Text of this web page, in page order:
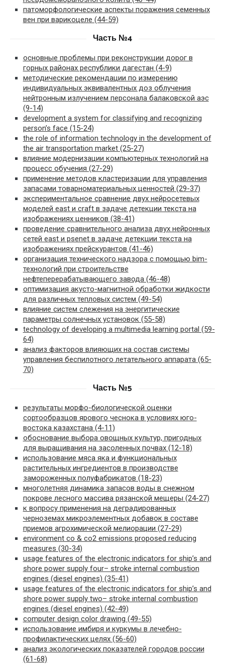
патоморфологические аспекты поражения семенных
вен при варикоцеле (44-59)
Часть №4
основные проблемы при реконструкции дорог в
горных районах республики дагестан (4-9)
методические рекомендации по измерению
индивидуальных эквивалентных доз облучения
нейтронным излучением персонала балаковской аэс
(9-14)
development a system for classifying and recognizing
person’s face (15-24)
the role of information technology in the development of
the air transportation market (25-27)
влияние модернизации компьютерных технологий на
процесс обучения (27-29)
применение методов кластеризации для управления
запасами товарноматериальных ценностей (29-37)
экспериментальное сравнение двух нейросетевых
моделей east и craft в задаче детекции текста на
изображениях ценников (38-41)
проведение сравнительного анализа двух нейронных
сетей east и psenet в задаче детекции текста на
изображениях прейскурантов (41-46)
организация технического надзора с помощью bim-
технологий при строительстве
нефтеперерабатывающего завода (46-48)
оптимизация акусто-магнитной обработки жидкости
для различных тепловых систем (49-54)
влияние систем слежения на энергитические
параметры солнечных установок (55-58)
technology of developing a multimedia learning portal (59-
64)
анализ факторов влияющих на состав системы
управления беспилотного летательного аппарата (65-
70)
Часть №5
результаты морфо-биологической оценки
сортообразцов ярового чеснока в условиях юго-
востока казахстана (4-11)
обоснование выбора овощных культур, пригодных
для выращивания на засоленных почвах (12-18)
использование мяса яка и функциональных
растительных ингредиентов в производстве
замороженных полуфабрикатов (18-23)
многолетняя динамика запасов воды в снежном
покрове лесного массива рязанской мещеры (24-27)
к вопросу применения на деградированных
черноземах микроэлементных добавок в составе
приемов агрохимической мелиорации (27-29)
environment со & со2 emissions proposed reducing
measures (30-34)
usage features of the electronic indicators for ship’s and
shore power supply four– stroke internal combustion
engines (diesel engines) (35-41)
usage features of the electronic indicators for ship’s and
shore power supply two– stroke internal combustion
engines (diesel engines) (42-49)
computer design color drawing (49-55)
использование имбиря и куркумы в лечебно-
профилактических целях (56-60)
анализ экологических показателей городов россии
(61-68)